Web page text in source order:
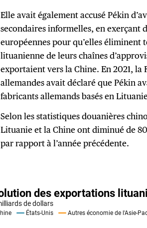
Elle avait également accusé Pékin
secondaires informelles, en exerçant
européennes pour qu’elles éliminent
lituanienne de leurs chaînes
exportaient vers la Chine. En 2021, la
allemandes avait déclaré que Pékin
fabricants allemands basés en
Selon les statistiques douanières
Lituanie et la Chine ont diminué de
par rapport à l’année précédente.